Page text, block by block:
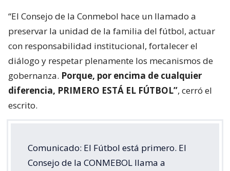
“El Consejo de la Conmebol hace un llamado a
preservar la unidad de la familia del fútbol, actuar
con responsabilidad institucional, fortalecer el
diálogo y respetar plenamente los mecanismos de
gobernanza. Porque, por encima de cualquier
diferencia, PRIMERO ESTÁ EL FÚTBOL”, cerró el
escrito.
Comunicado: El Fútbol está primero. El
Consejo de la CONMEBOL llama a